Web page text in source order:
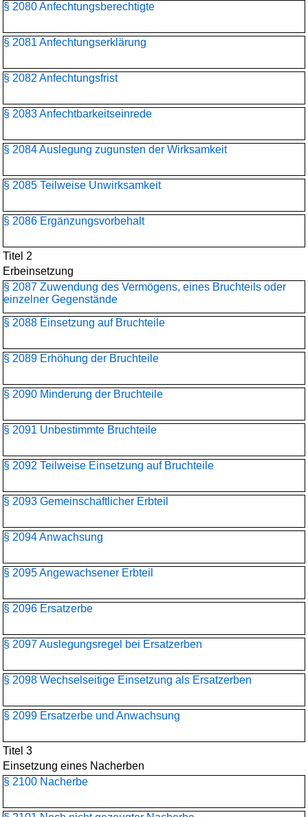
§ 2080 Anfechtungsberechtigte
§ 2081 Anfechtungserklärung
§ 2082 Anfechtungsfrist
§ 2083 Anfechtbarkeitseinrede
§ 2084 Auslegung zugunsten der Wirksamkeit
§ 2085 Teilweise Unwirksamkeit
§ 2086 Ergänzungsvorbehalt
Titel 2
Erbeinsetzung
§ 2087 Zuwendung des Vermögens, eines Bruchteils oder
einzelner Gegenstände
§ 2088 Einsetzung auf Bruchteile
§ 2089 Erhöhung der Bruchteile
§ 2090 Minderung der Bruchteile
§ 2091 Unbestimmte Bruchteile
§ 2092 Teilweise Einsetzung auf Bruchteile
§ 2093 Gemeinschaftlicher Erbteil
§ 2094 Anwachsung
§ 2095 Angewachsener Erbteil
§ 2096 Ersatzerbe
§ 2097 Auslegungsregel bei Ersatzerben
§ 2098 Wechselseitige Einsetzung als Ersatzerben
§ 2099 Ersatzerbe und Anwachsung
Titel 3
Einsetzung eines Nacherben
§ 2100 Nacherbe